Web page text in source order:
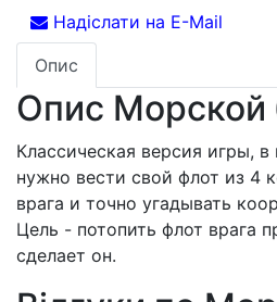
Надіслати на E-Mail
Опис
Опис Морской
Классическая версия игры,
нужно вести свой флот из 4
врага и точно угадывать
Цель - потопить флот врага
сделает он.